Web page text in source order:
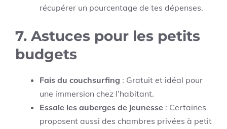
récupérer un pourcentage de tes dépenses.
7. Astuces pour les petits
budgets
Fais du couchsurfing : Gratuit et idéal pour
une immersion chez l’habitant.
Essaie les auberges de jeunesse : Certaines
proposent aussi des chambres privées à petit